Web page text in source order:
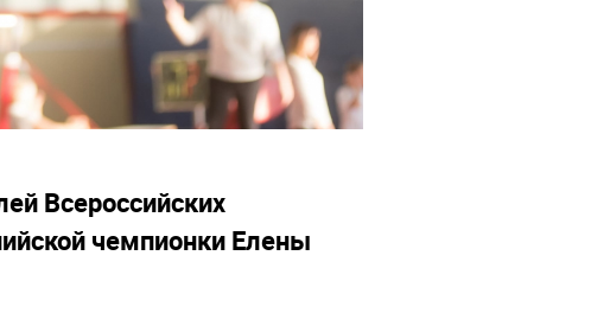
Всероссийских
чемпионки Елены